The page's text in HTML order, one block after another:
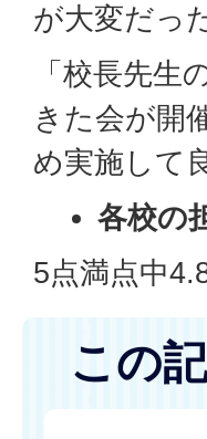
が大変だっ
「校長先
きた会が開
め実施して
各校の
5点満点中
この